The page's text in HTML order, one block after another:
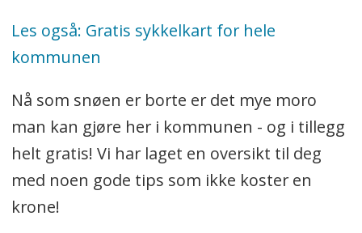
Les også: Gratis sykkelkart for hele
kommunen
Nå som snøen er borte er det mye moro
man kan gjøre her i kommunen - og i tillegg
helt gratis! Vi har laget en oversikt til deg
med noen gode tips som ikke koster en
krone!